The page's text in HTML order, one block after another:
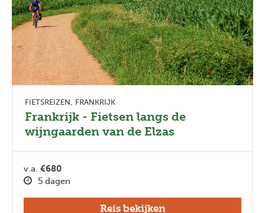
FIETSREIZEN FRANKRIJK
Frankrijk - Fietsen langs de
wijngaarden van de Elzas
v.a. €680
5 dagen
Reis bekijken